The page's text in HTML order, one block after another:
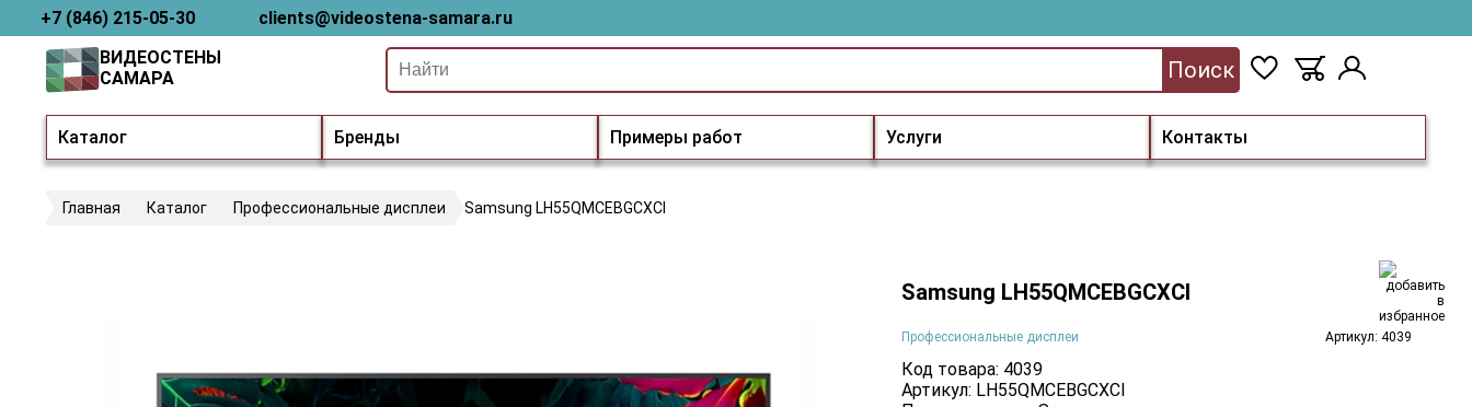
+7 (846) 215-05-30 clients@videostena-samara.ru
Каталог Бренды Примеры работ Услуги Контакты
ВИДЕОСТЕНЫ
САМАРА
Поиск
Главная Каталог Профессиональные дисплеи Samsung LH55QMCEBGCXCI
Samsung LH55QMCEBGCXCI
Профессиональные дисплеи Артикул: 4039
Код товара: 4039
Артикул: LH55QMCEBGCXCI